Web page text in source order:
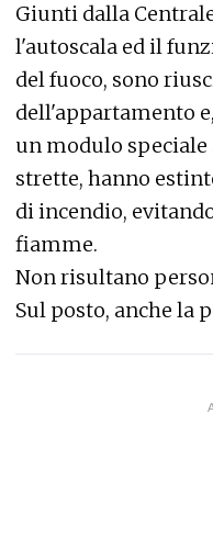
Giunti dalla
l'autoscala ed il
del fuoco, sono
dell'appartamento
un modulo
strette, hanno
di incendio,
fiamme.
Non risultano
Sul posto, anche la